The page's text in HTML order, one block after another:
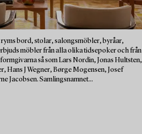
bord, stolar, salongsmöbler, byråar,
möbler från alla olika tidsepoker och från
så som Lars Nordin, Jonas Hultsten,
Hans J Wegner, Børge Mogensen, Josef
Jacobsen. Samlingsnamnet...